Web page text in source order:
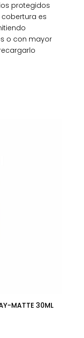
protegidos
cobertura es
o con mayor
MATTE 30ML